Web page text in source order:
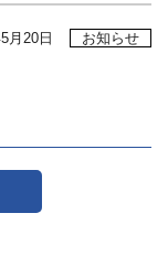
月20日 お知らせ